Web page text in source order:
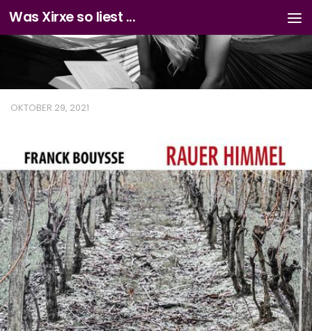
Zum Inhalt springen
Was Xirxe so liest ...
OKTOBER 29, 2021